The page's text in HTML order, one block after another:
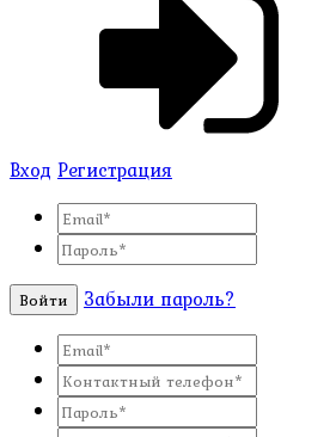
Вход Регистрация
Войти Забыли пароль?